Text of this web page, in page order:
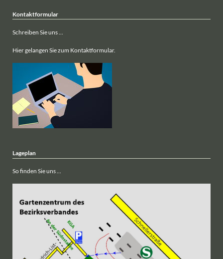
Kontaktformular
Schreiben Sie uns ...
Hier gelangen Sie zum Kontaktformular.
Lageplan
So finden Sie uns ...